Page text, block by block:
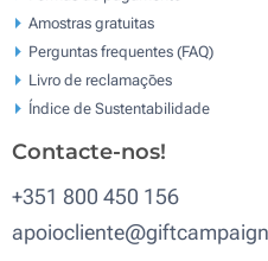
Amostras gratuitas
Perguntas frequentes (FAQ)
Livro de reclamaçōes
Índice de Sustentabilidade
Contacte-nos!
+351 800 450 156